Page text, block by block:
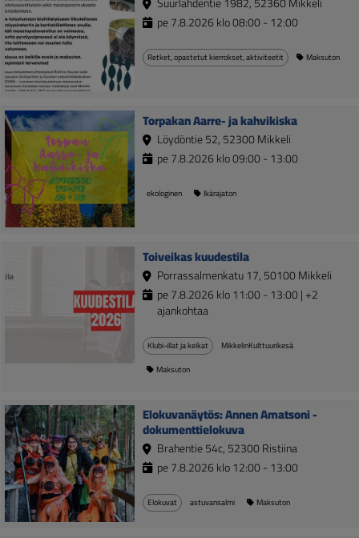
pe 7.8.2026 klo 08:00 - 12:00
Retket, opastetut kierrokset, aktiviteetit Maksuton
Torpakan Aarre- ja kahvikiska
Löydöntie 52, 52300 Mikkeli
pe 7.8.2026 klo 09:00 - 13:00
ekologinen Ikärajaton
Toiveikas kuudestila
Porrassalmenkatu 17, 50100 Mikkeli
pe 7.8.2026 klo 11:00 - 13:00 | +2
ajankohtaa
Klubi-illat ja keikat
MikkelinKulttuurikesä
Maksuton
Elokuvanäytös: Annen Amatsoni -
dokumenttielokuva
Brahentie 54c, 52300 Ristiina
pe 7.8.2026 klo 12:00 - 13:00
Elokuvat astuvansalmi Maksuton